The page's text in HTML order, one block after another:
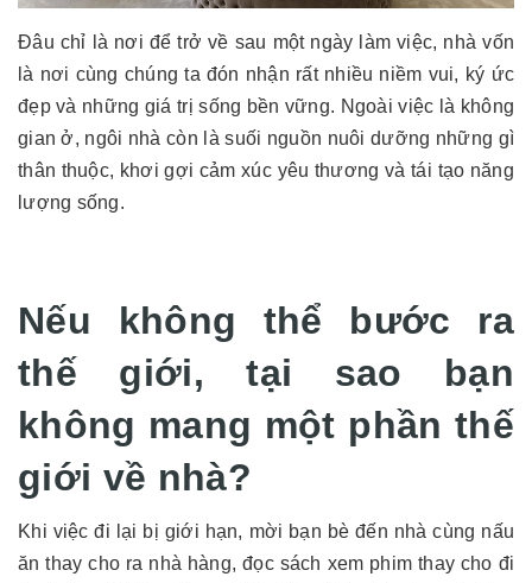
Đâu chỉ là nơi để trở về sau một ngày làm việc, nhà vốn
là nơi cùng chúng ta đón nhận rất nhiều niềm vui, ký ức
đẹp và những giá trị sống bền vững. Ngoài việc là không
gian ở, ngôi nhà còn là suối nguồn nuôi dưỡng những gì
thân thuộc, khơi gợi cảm xúc yêu thương và tái tạo năng
lượng sống.
Nếu không thể bước ra
thế giới, tại sao bạn
không mang một phần thế
giới về nhà?
Khi việc đi lại bị giới hạn, mời bạn bè đến nhà cùng nấu
ăn thay cho ra nhà hàng, đọc sách xem phim thay cho đi